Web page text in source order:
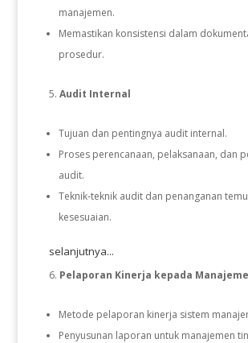
manajemen.
Memastikan konsistensi dalam
prosedur.
Audit Internal
Tujuan dan pentingnya audit internal.
Proses perencanaan, pelaksanaan, dan
audit.
Teknik-teknik audit dan penanganan
kesesuaian.
selanjutnya...
Pelaporan Kinerja kepada
Metode pelaporan kinerja sistem
Penyusunan laporan untuk manajemen